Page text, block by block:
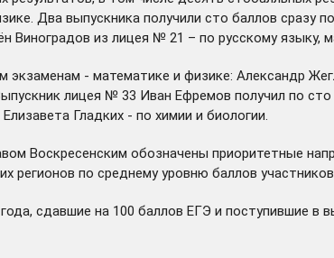
Два выпускника получили сто баллов
Виноградов из лицея № 21 – по русскому языку,
экзаменам - математике и физике: Александр
лицея № 33 Иван Ефремов получил по
Гладких - по химии и биологии.
Воскресенским обозначены приоритетные
регионов по среднему уровню баллов
сдавшие на 100 баллов ЕГЭ и поступившие